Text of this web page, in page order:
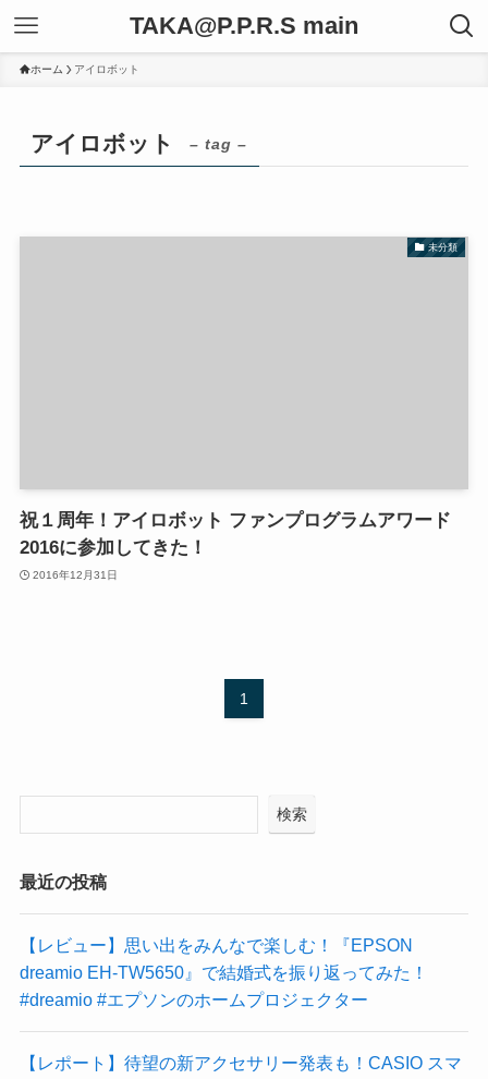
TAKA@P.P.R.S main
ホーム アイロボット
アイロボット – tag –
未分類
祝１周年！アイロボット ファンプログラムアワード
2016に参加してきた！
2016年12月31日
1
検索
最近の投稿
【レビュー】思い出をみんなで楽しむ！『EPSON
dreamio EH-TW5650』で結婚式を振り返ってみた！
#dreamio #エプソンのホームプロジェクター
【レポート】待望の新アクセサリー発表も！CASIO スマ